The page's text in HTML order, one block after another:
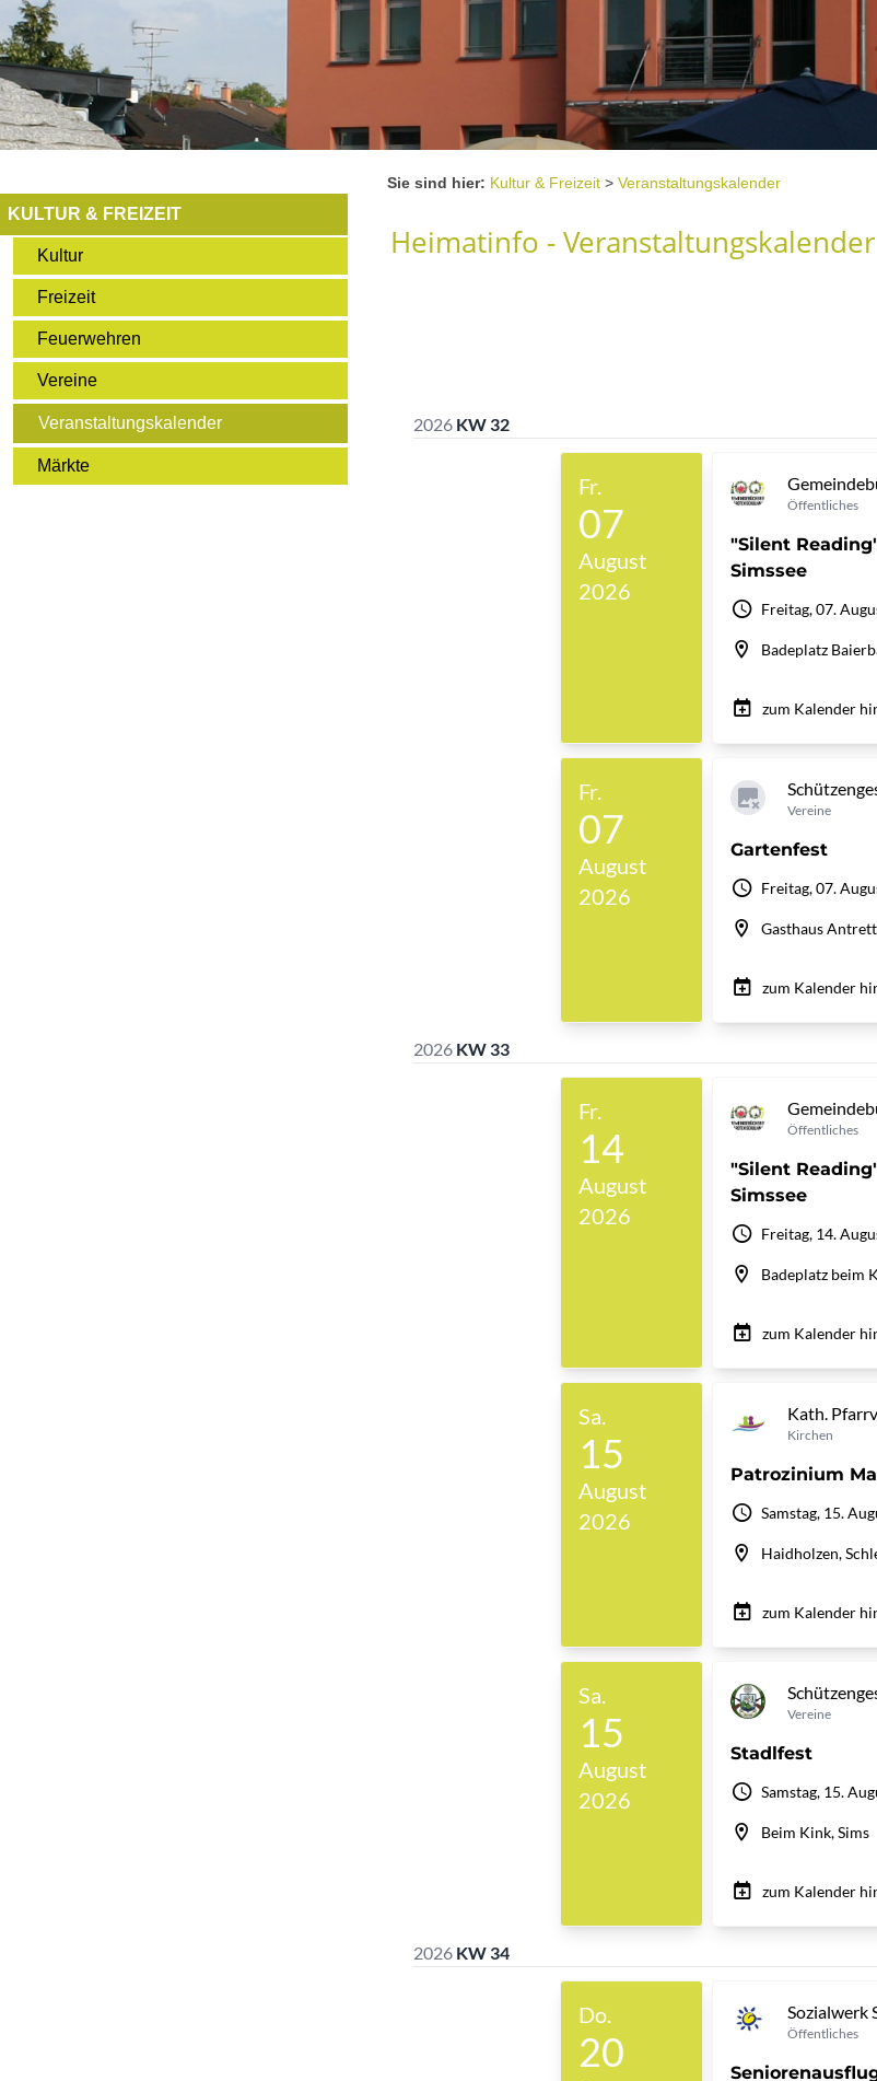
KULTUR & FREIZEIT
Kultur
Freizeit
Feuerwehren
Vereine
Veranstaltungskalender
Märkte
Sie sind hier: Kultur & Freizeit > Veranstaltungskalender
Heimatinfo - Veranstaltungskalender